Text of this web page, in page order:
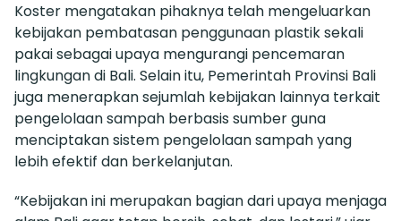
Koster mengatakan pihaknya telah mengeluarkan
kebijakan pembatasan penggunaan plastik sekali
pakai sebagai upaya mengurangi pencemaran
lingkungan di Bali. Selain itu, Pemerintah Provinsi Bali
juga menerapkan sejumlah kebijakan lainnya terkait
pengelolaan sampah berbasis sumber guna
menciptakan sistem pengelolaan sampah yang
lebih efektif dan berkelanjutan.
“Kebijakan ini merupakan bagian dari upaya menjaga